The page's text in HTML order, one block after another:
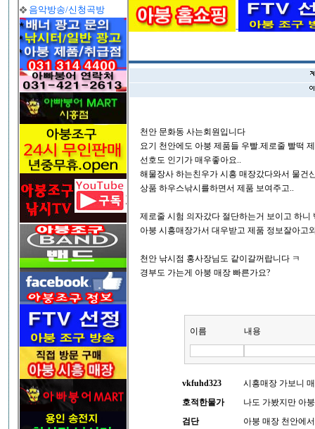
음악방송/신청곡방
-
천안 문화동 사는회원입니다
요기 천안에도 아붕 제품들 우빨.제로줄 빨떡
선호도 인기가 매우좋아요..
해물장사 하는친우가 시흥 매장갔다와서 물건
상품 하우스낚시를하면서 제품 보여주고..
제로줄 시험 의자갔다 절단하는거 보이고 하니
아붕 시흥매장가서 대우받고 제품 정보잘아고
천안 낚시점 홍사장님도 같이갈꺼랍니다 ㅋ
경부도 가는게 아붕 매장 빠른가요?
이름 내용
vkfuhd323
시흥매장 가보니
호적한물가
나도 가봤지만 아
검단
아붕 매장 천안에